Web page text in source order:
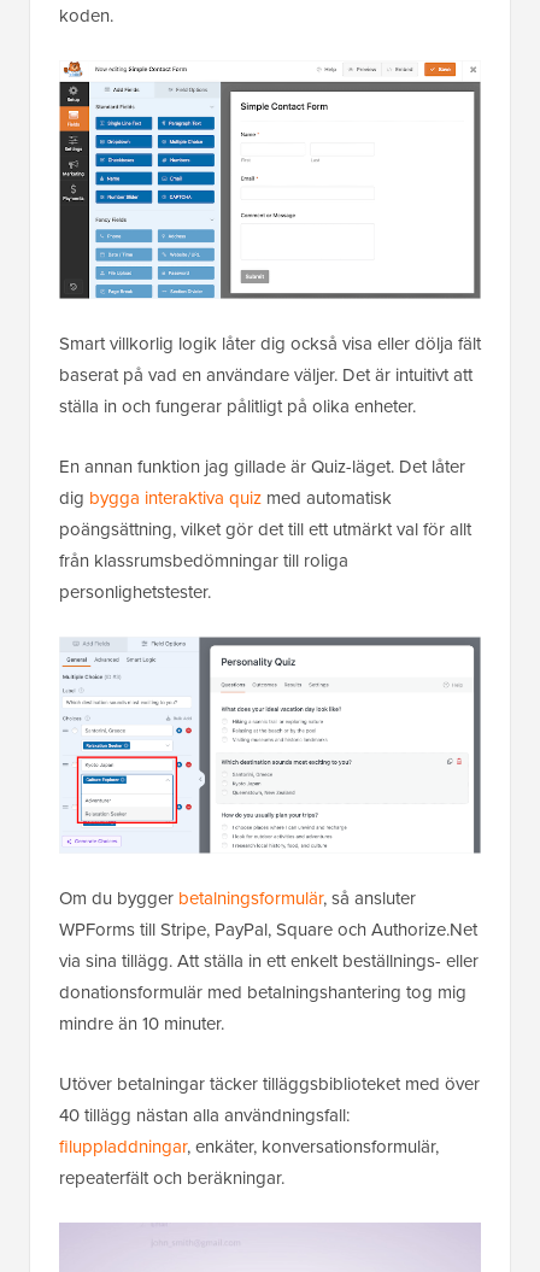
koden.
Smart villkorlig logik låter dig också visa eller dölja fält
baserat på vad en användare väljer. Det är intuitivt att
ställa in och fungerar pålitligt på olika enheter.
En annan funktion jag gillade är Quiz-läget. Det låter
dig bygga interaktiva quiz med automatisk
poängsättning, vilket gör det till ett utmärkt val för allt
från klassrumsbedömningar till roliga
personlighetstester.
Om du bygger betalningsformulär, så ansluter
WPForms till Stripe, PayPal, Square och Authorize.Net
via sina tillägg. Att ställa in ett enkelt beställnings- eller
donationsformulär med betalningshantering tog mig
mindre än 10 minuter.
Utöver betalningar täcker tilläggsbiblioteket med över
40 tillägg nästan alla användningsfall:
filuppladdningar, enkäter, konversationsformulär,
repeaterfält och beräkningar.